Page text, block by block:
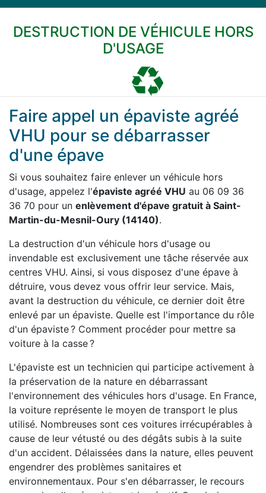
DESTRUCTION DE VÉHICULE HORS
D'USAGE
Faire appel un épaviste agréé
VHU pour se débarrasser
d'une épave
Si vous souhaitez faire enlever un véhicule hors
d'usage, appelez l'épaviste agréé VHU au 06 09 36
36 70 pour un enlèvement d'épave gratuit à Saint-
Martin-du-Mesnil-Oury (14140).
La destruction d'un véhicule hors d'usage ou
invendable est exclusivement une tâche réservée aux
centres VHU. Ainsi, si vous disposez d'une épave à
détruire, vous devez vous offrir leur service. Mais,
avant la destruction du véhicule, ce dernier doit être
enlevé par un épaviste. Quelle est l'importance du rôle
d'un épaviste ? Comment procéder pour mettre sa
voiture à la casse ?
L'épaviste est un technicien qui participe activement à
la préservation de la nature en débarrassant
l'environnement des véhicules hors d'usage. En France,
la voiture représente le moyen de transport le plus
utilisé. Nombreuses sont ces voitures irrécupérables à
cause de leur vétusté ou des dégâts subis à la suite
d'un accident. Délaissées dans la nature, elles peuvent
engendrer des problèmes sanitaires et
environnementaux. Pour s'en débarrasser, le recours